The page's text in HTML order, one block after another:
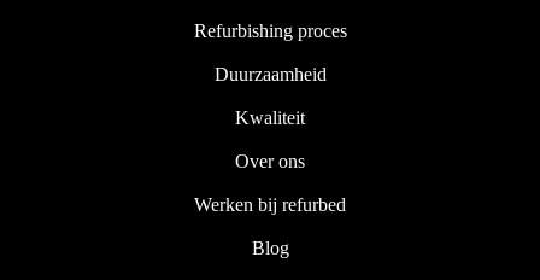
Refurbishing proces
Duurzaamheid
Kwaliteit
Over ons
Werken bij refurbed
Blog